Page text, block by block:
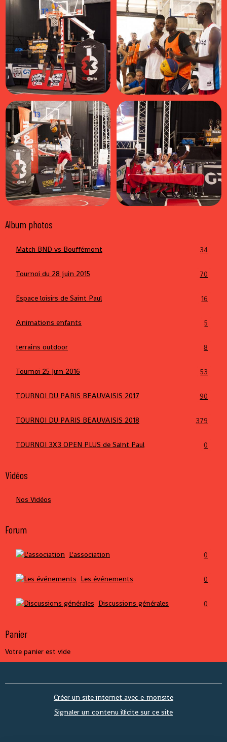
Album photos
Match BND vs Bouffémont 34
Tournoi du 28 juin 2015 70
Espace loisirs de Saint Paul 16
Animations enfants 5
terrains outdoor 8
Tournoi 25 Juin 2016 53
TOURNOI DU PARIS BEAUVAISIS 2017 90
TOURNOI DU PARIS BEAUVAISIS 2018 379
TOURNOI 3X3 OPEN PLUS de Saint Paul 0
Vidéos
Nos Vidéos
Forum
L'association 0
Les événements 0
Discussions générales 0
Panier
Votre panier est vide
Créer un site internet avec e-monsite
Signaler un contenu illicite sur ce site